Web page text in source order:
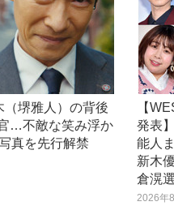
（堺雅人）の背後
…不敵な笑み浮か
真を先行解禁
【
発表
能人
新木
倉滉
2026年